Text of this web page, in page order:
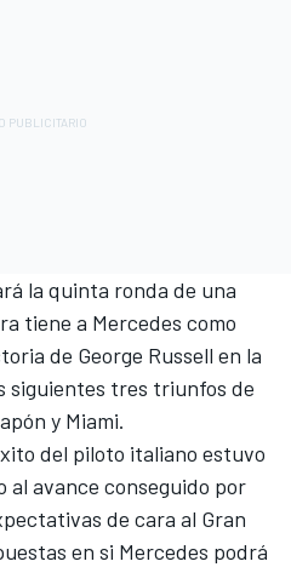
la quinta ronda de una
tiene a Mercedes como
de George Russell en la
siguientes tres triunfos de
y Miami.
del piloto italiano estuvo
al avance conseguido por
de cara al Gran
en si Mercedes podrá